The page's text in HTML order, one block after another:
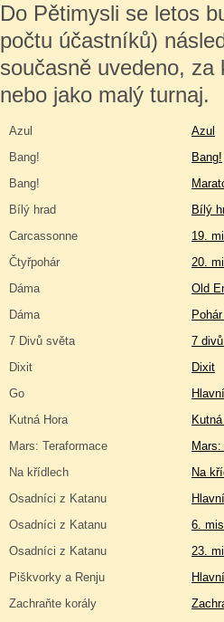
Do Pětimysli se letos
počtu účastníků)
současně uvedeno,
nebo jako malý turnaj.
Azul
Azul
Bang!
Bang!
Bang!
Bílý hrad
Bílý
Carcassonne
19.
Čtyřpohár
20.
Dáma
Old
Dáma
7 Divů světa
7
Dixit
Dixit
Go
Kutná Hora
Mars: Teraformace
Na křídlech
Na
Osadníci z Katanu
Osadníci z Katanu
6.
Osadníci z Katanu
23.
Piškvorky a Renju
Zachraňte korály